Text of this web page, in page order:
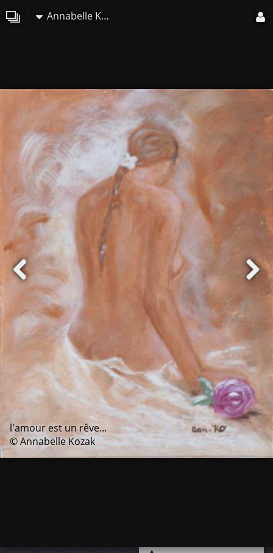
Annabelle Kozak
l'amour est un rêve...
© Annabelle Kozak